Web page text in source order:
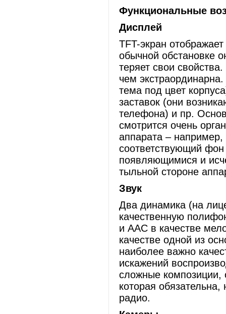
Функциональные
Дисплей
TFT-экран
обычной обстановке
теряет свои
чем
тема под цвет
заставок (они
телефона) и пр.
смотрится очень
аппарата –
соответствующий
появляющимися и
тыльной стороне
Звук
Два динамика (на
качественную
и ААС в качестве
качестве одной из
наиболее важно
искажений
сложные композиции,
которая
радио.